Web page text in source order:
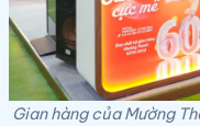
Gian hàng của Mường